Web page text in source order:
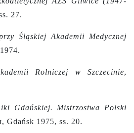
27.
Śląskiej Akademii Medycznej
Rolniczej w Szczecinie,
Gdańskiej. Mistrzostwa Polski
, Gdańsk 1975, ss. 20.